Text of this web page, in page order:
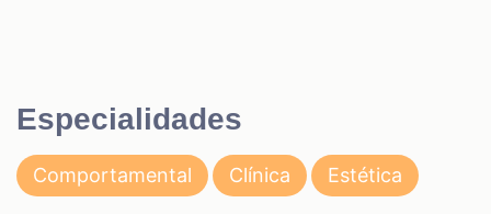
Especialidades
Comportamental Clínica Estética